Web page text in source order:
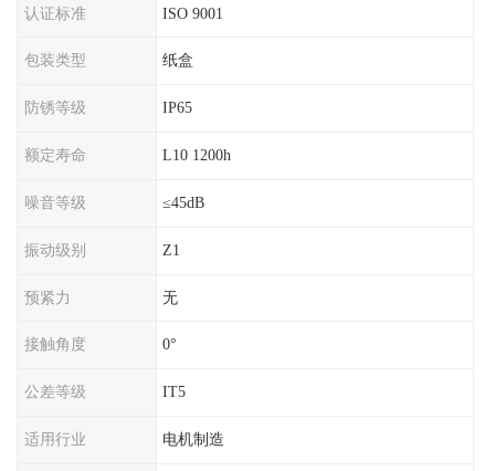
认证标准 ISO 9001
包装类型 纸盒
防锈等级 IP65
额定寿命 L10 1200h
噪音等级 ≤45dB
振动级别 Z1
预紧力 无
接触角度 0°
公差等级 IT5
适用行业 电机制造